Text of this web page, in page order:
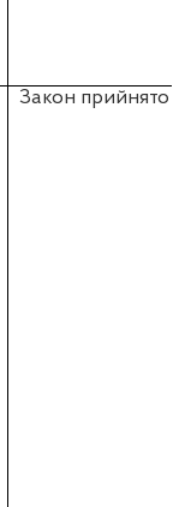
Закон прийнято